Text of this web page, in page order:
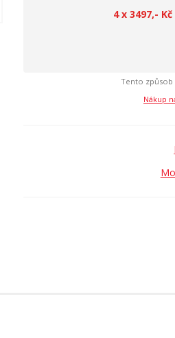
4 x 3497,- Kč
Tento způsob
Nákup